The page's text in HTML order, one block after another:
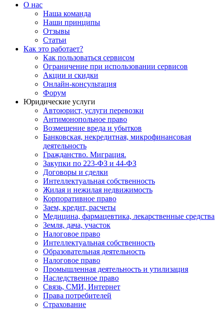
О нас
Наша команда
Наши принципы
Отзывы
Статьи
Как это работает?
Как пользоваться сервисом
Ограничение при использовании сервисов
Акции и скидки
Онлайн-консультация
Форум
Юридические услуги
Автоюрист, услуги перевозки
Антимонопольное право
Возмещение вреда и убытков
Банковская, некредитная, микрофинансовая
деятельность
Гражданство. Миграция.
Закупки по 223-ФЗ и 44-ФЗ
Договоры и сделки
Интеллектуальная собственность
Жилая и нежилая недвижимость
Корпоративное право
Заем, кредит, расчеты
Медицина, фармацевтика, лекарственные средства
Земля, дача, участок
Налоговое право
Интеллектуальная собственность
Образовательная деятельность
Налоговое право
Промышленная деятельность и утилизация
Наследственное право
Связь, СМИ, Интернет
Права потребителей
Страхование